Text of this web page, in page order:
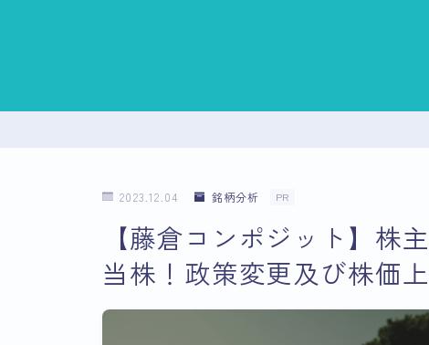
2023.12.04 銘柄分析 PR
【藤倉コンポジット】株
当株！政策変更及び株価